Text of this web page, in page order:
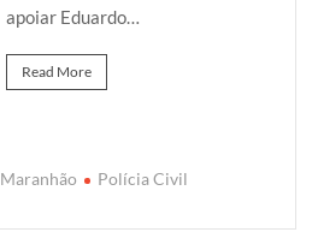
apoiar Eduardo…
Read More
Maranhão Polícia Civil